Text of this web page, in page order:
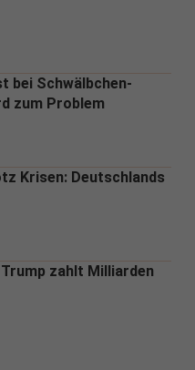
bei Schwälbchen-
zum Problem
Krisen: Deutschlands
zahlt Milliarden